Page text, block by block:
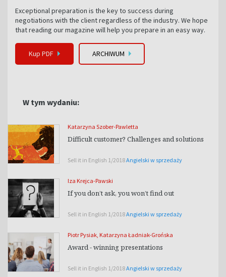
Exceptional preparation is the key to success during
negotiations with the client regardless of the industry. We hope
that reading our magazine will help you prepare in an easy way.
Kup PDF ARCHIWUM
W tym wydaniu:
Katarzyna Szober-Pawletta
Difficult customer? Challenges and solutions
Sell it in English 1/2018Angielski w sprzedaży
Iza Krejca-Pawski
If you don’t ask, you won’t find out
Sell it in English 1/2018Angielski w sprzedaży
Piotr Pysiak, Katarzyna Ładniak-Grońska
Award - winning presentations
Sell it in English 1/2018Angielski w sprzedaży